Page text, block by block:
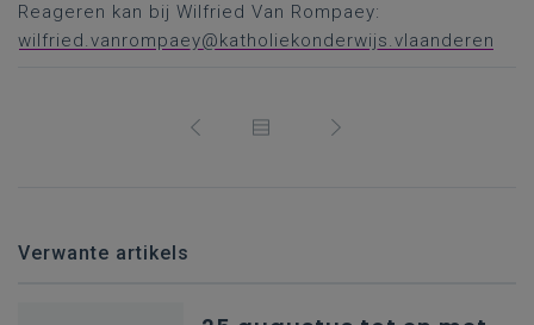
Reageren kan bij Wilfried Van Rompaey:
wilfried.vanrompaey@katholiekonderwijs.vlaanderen
Verwante artikels